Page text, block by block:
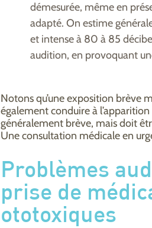
démesurée, même en
adapté. On estime
et intense à 80 à 85
audition, en provoquant
Notons qu’une exposition brève
également conduire à l’apparition
généralement brève, mais doit
Une consultation médicale en
Problèmes
prise de
ototoxiques